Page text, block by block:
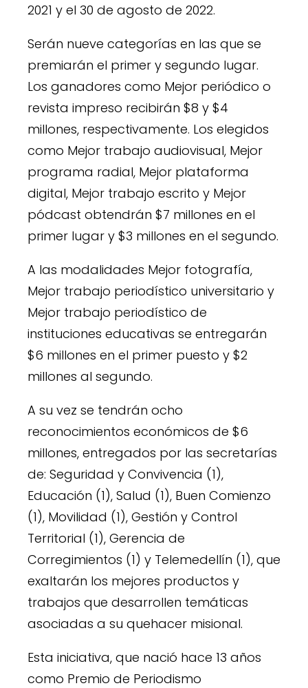
2021 y el 30 de agosto de 2022.
Serán nueve categorías en las que se
premiarán el primer y segundo lugar.
Los ganadores como Mejor periódico o
revista impreso recibirán $8 y $4
millones, respectivamente. Los elegidos
como Mejor trabajo audiovisual, Mejor
programa radial, Mejor plataforma
digital, Mejor trabajo escrito y Mejor
pódcast obtendrán $7 millones en el
primer lugar y $3 millones en el segundo.
A las modalidades Mejor fotografía,
Mejor trabajo periodístico universitario y
Mejor trabajo periodístico de
instituciones educativas se entregarán
$6 millones en el primer puesto y $2
millones al segundo.
A su vez se tendrán ocho
reconocimientos económicos de $6
millones, entregados por las secretarías
de: Seguridad y Convivencia (1),
Educación (1), Salud (1), Buen Comienzo
(1), Movilidad (1), Gestión y Control
Territorial (1), Gerencia de
Corregimientos (1) y Telemedellín (1), que
exaltarán los mejores productos y
trabajos que desarrollen temáticas
asociadas a su quehacer misional.
Esta iniciativa, que nació hace 13 años
como Premio de Periodismo